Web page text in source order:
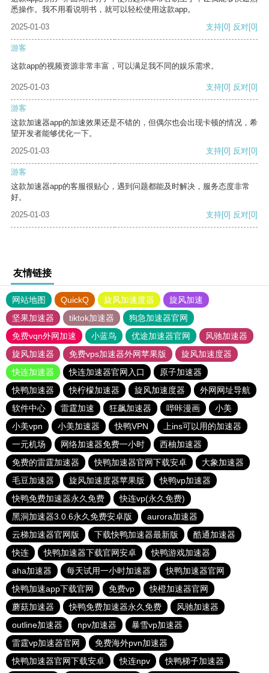
悉操作。我不用看说明书，就可以轻松使用这款app。
2025-01-03
支持[0] 反对[0]
游客
这款app的视频资源非常丰富，可以满足我不同的娱乐需求。
2025-01-03 支持[0] 反对[0]
游客
这款加速器app的加速效果还是不错的，但偶尔也会出现卡顿的情况，希
望开发者能够优化一下。
2025-01-03
支持[0] 反对[0]
游客
这款加速器app的客服很贴心，遇到问题都能及时解决，服务态度非常
好。
2025-01-03
支持[0] 反对[0]
友情链接
网站地图 QuickQ 旋风加速度器
旋风加速
坚果加速器
tiktok加速器
狗急加速器官网
免费vqn外网加速
小蓝鸟 优途加速器官网
风驰加速器
旋风加速器
免费vps加速器外网苹果版
旋风加速度器
快连加速器
快连加速器官网入口
原子加速器
快鸭加速器
快柠檬加速器 旋风加速度器
外网网址导航
软件中心
雷霆加速 狂飙加速器 哔咔漫画
小美
小美vpn
小美加速器 快鸭VPN
上ins可以用的加速器
一元机场
网络加速器免费一小时
西柚加速器
免费的雷霆加速器
快鸭加速器官网下载安卓
大象加速器
毛豆加速器
旋风加速度器苹果版
快鸭vp加速器
快鸭免费加速器永久免费
快连vp(永久免费)
黑洞加速器3.0.6永久免费安卓版
aurora加速器
云梯加速器官网版
下载快鸭加速器最新版
酷通加速器
快连
快鸭加速器下载官网安卓
快鸭游戏加速器
aha加速器
每天试用一小时加速器
快鸭加速器官网
快鸭加速app下载官网
免费vp
快橙加速器官网
蘑菇加速器
快鸭免费加速器永久免费
风驰加速器
outline加速器
npv加速器
暴雪vp加速器
雷霆vp加速器官网
免费海外pvn加速器
快鸭加速器官网下载安卓
快连npv 快鸭梯子加速器